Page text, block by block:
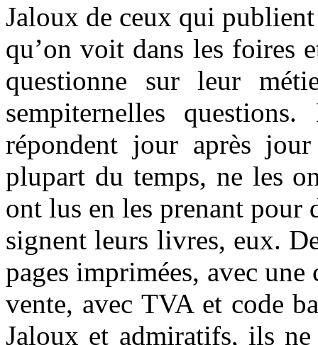
Jaloux de ceux qui
qu’on voit dans les foires
questionne sur leur
sempiternelles
répondent jour après
plupart du temps, ne les
ont lus en les prenant pour
signent leurs livres, eux.
pages imprimées, avec
vente, avec TVA et code
Jaloux et admiratifs, ils